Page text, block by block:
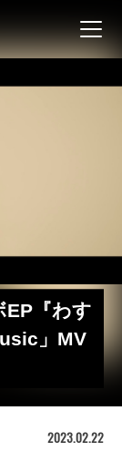
EP『わす
」MV
2023.02.22